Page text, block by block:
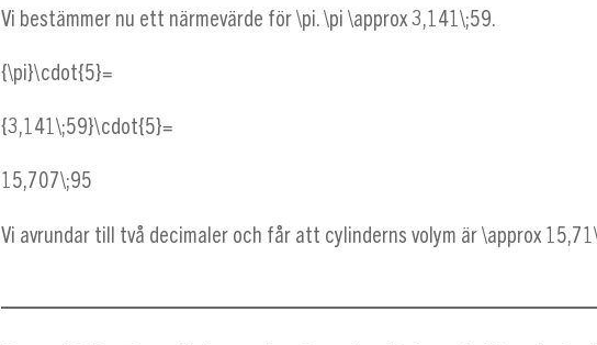
Vi bestämmer nu ett närmevärde för \pi. \pi \approx 3,141\;59.
{\pi}\cdot{5}=
{3,141\;59}\cdot{5}=
15,707\;95
Vi avrundar till två decimaler och får att cylinderns volym är \approx